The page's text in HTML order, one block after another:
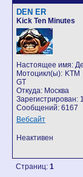
DEN ER
Kick Ten Minutes
Настоящее имя:
Мотоцикл(ы):
GT
Откуда: Москва
Зарегистрирован:
Сообщений: 6167
Вебсайт
Неактивен
Страниц: 1